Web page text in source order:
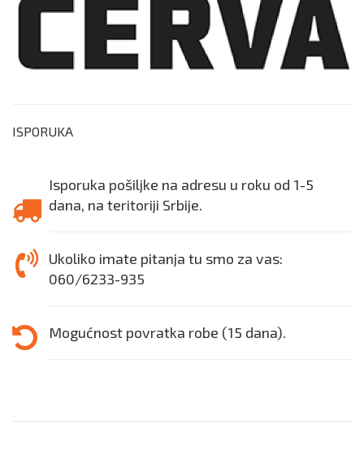
ISPORUKA
Isporuka pošiljke na adresu u roku od 1-5
dana, na teritoriji Srbije.
Ukoliko imate pitanja tu smo za vas:
060/6233-935
Mogućnost povratka robe (15 dana).